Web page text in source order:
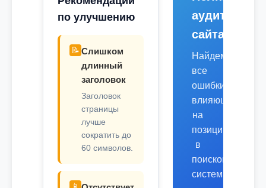
по улучшению
📝 Слишком
длинный
заголовок
Заголовок
страницы
лучше
сократить до
60 символов.
аудит
сайта
Найдем
все
ошибки,
влияющие
на
позиции
в
поисковых
системах.